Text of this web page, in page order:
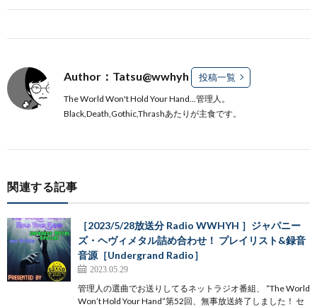
Author：Tatsu@wwhyh 投稿一覧
The World Won't Hold Your Hand...管理人。
Black,Death,Gothic,Thrashあたりが主食です。
関連する記事
［2023/5/28放送分 Radio WWHYH ］ジャパニー
ズ・ヘヴィメタル詰め合わせ！ プレイリスト&録音
音源［Undergrand Radio］
2023.05.29
管理人の選曲でお送りしてるネットラジオ番組、 “The World
Won’t Hold Your Hand”第52回、無事放送終了しました！ セ